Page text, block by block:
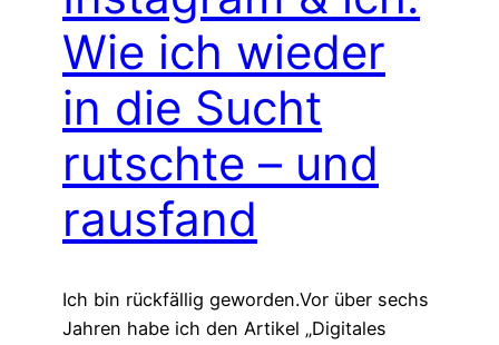
Wie ich wieder
in die Sucht
rutschte – und
rausfand
Ich bin rückfällig geworden.Vor über sechs
Jahren habe ich den Artikel „Digitales